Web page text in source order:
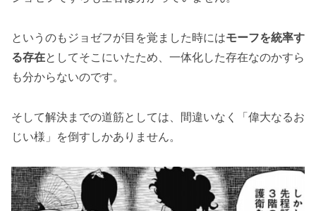
というのもジョゼフが目を覚ました時にはモーフを統率す
る存在としてそこにいたため、一体化した存在なのかすら
も分からないのです。
そして解決までの道筋としては、間違いなく「偉大なるお
じい様」を倒すしかありません。